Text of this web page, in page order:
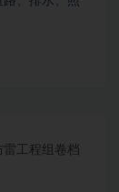
工程组卷档